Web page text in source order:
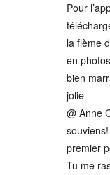
Pour
la flème
en
bien
jolie
@ Anne
premier
Tu me